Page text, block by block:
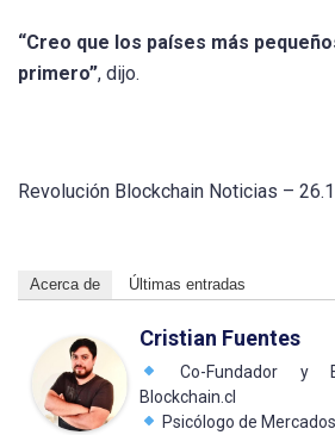
“Creo que los países más
primero”, dijo.
Revolución Blockchain Noticias –
Acerca de Últimas entradas
Cristian Fuentes
Co-Fundador y
Blockchain.cl
Psicólogo de